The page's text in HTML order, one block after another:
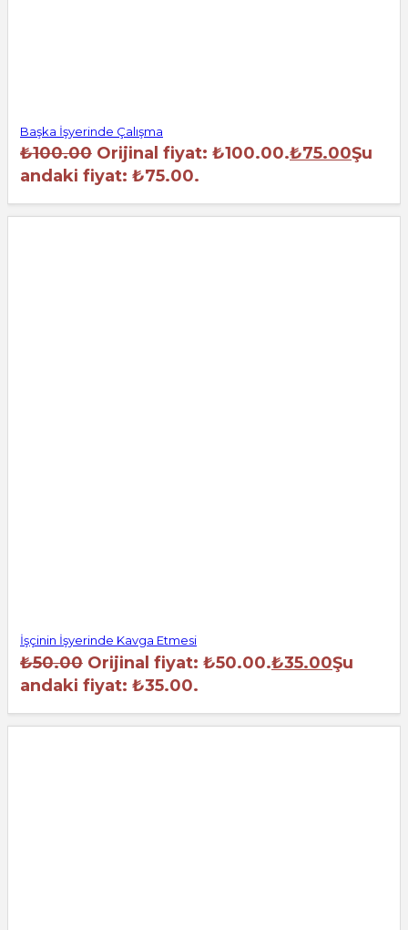
Başka İşyerinde Çalışma
₺100.00 Orijinal fiyat: ₺100.00.₺75.00Şu
andaki fiyat: ₺75.00.
İşçinin İşyerinde Kavga Etmesi
₺50.00 Orijinal fiyat: ₺50.00.₺35.00Şu
andaki fiyat: ₺35.00.